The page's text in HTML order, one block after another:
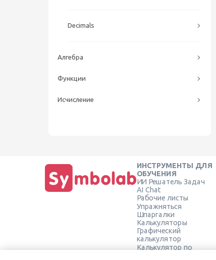
Decimals
Алгебра
Функции
Исчисление
ИНСТРУМЕНТЫ ДЛЯ
ОБУЧЕНИЯ
ИИ Решатель Задач
AI Chat
Рабочие листы
Упражняться
Шпаргалки
Калькуляторы
Графический
калькулятор
Калькулятор по